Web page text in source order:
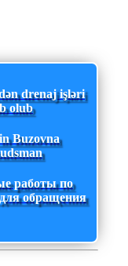
drenaj işləri
olub
Buzovna
работы по
обращения